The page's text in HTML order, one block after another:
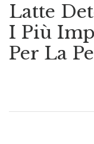
Latte
I Più
Per La